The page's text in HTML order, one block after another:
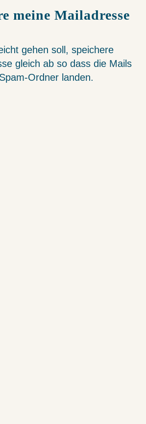
meine Mailadresse
gehen soll, speichere
gleich ab so dass die Mails
Ordner landen.